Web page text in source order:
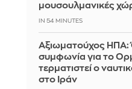
μουσουλμανικές
IN 54 MINUTES
Αξιωματούχος ΗΠΑ:
συμφωνία για το
τερματιστεί ο
στο Ιράν